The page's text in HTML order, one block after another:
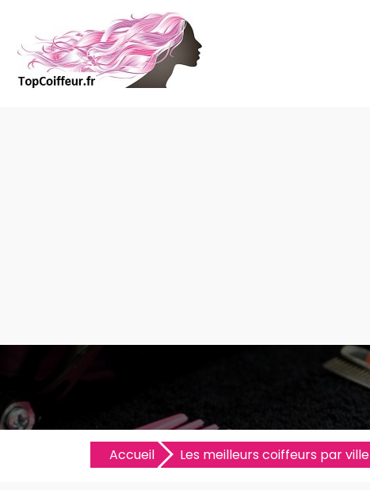
Accueil Les meilleurs coiffeurs par ville